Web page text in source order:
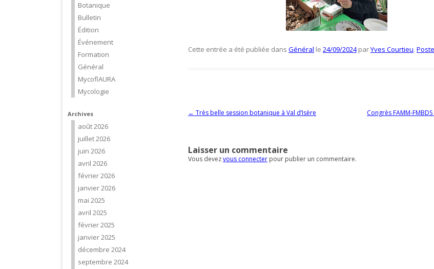
Botanique
Bulletin
Édition
Événement
Formation
Général
MycoflAURA
Mycologie
Archives
août 2026
juillet 2026
juin 2026
avril 2026
février 2026
janvier 2026
mai 2025
avril 2025
février 2025
janvier 2025
décembre 2024
septembre 2024
Cette entrée a été publiée dans Général le 24/09/2024 parYves Courtieu.
Navigation des articles
← Très belle session botanique à Val d’Isère Congrès FAMM-
Laisser un commentaire
Vous devezvous connecter pour publier un commentaire.